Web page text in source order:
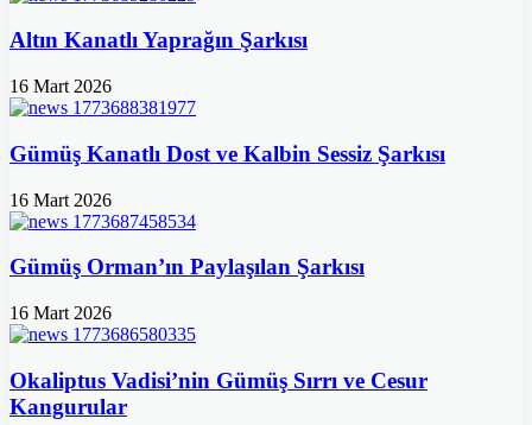
Altın Kanatlı Yaprağın Şarkısı
16 Mart 2026
Gümüş Kanatlı Dost ve Kalbin Sessiz Şarkısı
16 Mart 2026
Gümüş Orman’ın Paylaşılan Şarkısı
16 Mart 2026
Okaliptus Vadisi’nin Gümüş Sırrı ve Cesur
Kangurular